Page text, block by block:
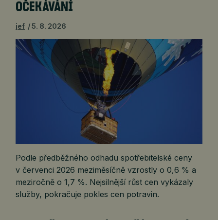
OČEKÁVÁNÍ
jef 5. 8. 2026
Podle předběžného odhadu spotřebitelské ceny
v červenci 2026 meziměsíčně vzrostly o 0,6 % a
meziročně o 1,7 %. Nejsilnější růst cen vykázaly
služby, pokračuje pokles cen potravin.